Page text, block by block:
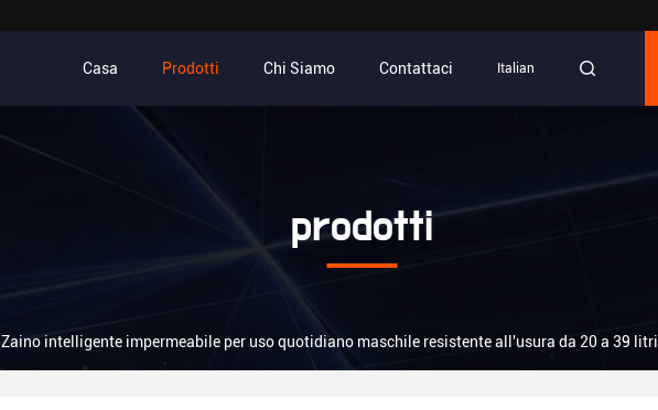
Casa Prodotti Chi Siamo Contattaci Italian
prodotti
Zaino intelligente impermeabile per uso quotidiano maschile resistente all'usura da 20 a 39 litri